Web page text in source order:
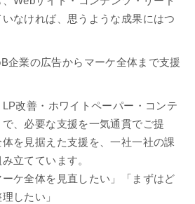
なければ、思うような成果にはつ
企業の広告からマーケ全体まで支援
改善・ホワイトペーパー・コンテ
、必要な支援を一気通貫でご提
を見据えた支援を、一社一社の課
立てています。
ーケ全体を見直したい」「まずはど
したい」